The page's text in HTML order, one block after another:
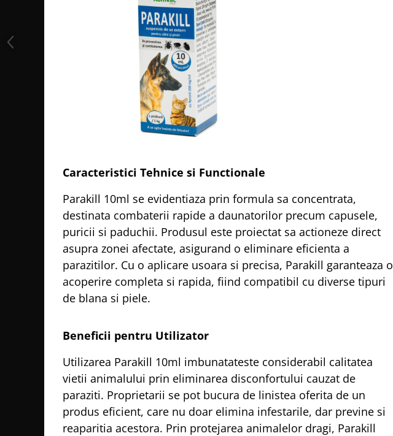
Caracteristici Tehnice si Functionale
Parakill 10ml se evidentiaza prin formula sa concentrata,
destinata combaterii rapide a daunatorilor precum capusele,
puricii si paduchii. Produsul este proiectat sa actioneze direct
asupra zonei afectate, asigurand o eliminare eficienta a
parazitilor. Cu o aplicare usoara si precisa, Parakill garanteaza o
acoperire completa si rapida, fiind compatibil cu diverse tipuri
de blana si piele.
Beneficii pentru Utilizator
Utilizarea Parakill 10ml imbunatateste considerabil calitatea
vietii animalului prin eliminarea disconfortului cauzat de
paraziti. Proprietarii se pot bucura de linistea oferita de un
produs eficient, care nu doar elimina infestarile, dar previne si
reaparitia acestora. Prin protejarea animalelor dragi, Parakill